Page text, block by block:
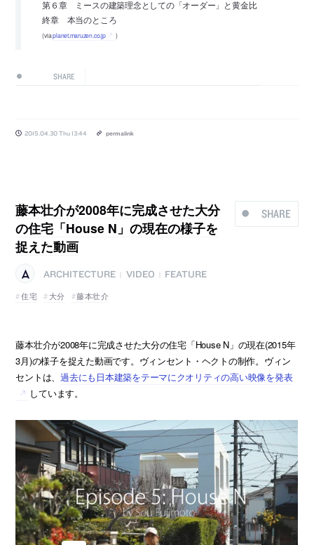
第６章 ミースの建築理念としての「オーダー」と黄金比
終章 本当のところ
(viaplanet.maruzen.co.jp )
SHARE
2015.04.30 Thu 13:44 permalink
SHARE
藤本壮介が2008年に完成させた大分
の住宅「House N」の現在の様子を
捉えた動画
ARCHITECTURE VIDEO
FEATURE
住宅
大分 藤本壮介
藤本壮介が2008年に完成させた大分の住宅「House N」の現在(2015年
3月)の様子を捉えた動画です。ヴィンセント・ヘクトの制作。ヴィン
セントは、過去にも日本建築をテーマにクオリティの高い映像を発表
しています。